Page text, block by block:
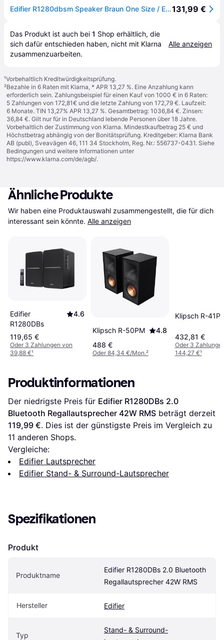
Edifier R1280dbsm Speaker Braun One Size / EU Plug 220V131,99 €
Das Produkt ist auch bei 1 Shop erhältlich, die
sich dafür entschieden haben, nicht mit Klarna
zusammenzuarbeiten.
Alle anzeigen
¹Vorbehaltlich Kreditwürdigkeitsprüfung.
²Bezahle in 6 Raten mit Klarna, * APR 13,27 %. Eine Anzahlung kann
erforderlich sein. Zahlungsbeispiel für einen Kauf von 1000 € in 6 Raten:
5 Zahlungen von 172,81€ und die letzte Zahlung von 172,79 €. Laufzeit:
6 Monate. TIN 13,27% APR 13,27 %. Gesamtbetrag: 1036,84 €. Zinsen:
36,84 €. Gilt nur für in Deutschland lebende Personen über 18 Jahre.
Vorbehaltlich der Zustimmung von Klarna. Mindestkaufbetrag 25 € und
Höchstbetrag abhängig von der Bonitätsprüfung. Kreditgeber: Klarna Bank
AB (publ), Sveavägen 46, 111 34 Stockholm, Reg. Nr.: 556737-0431. Siehe
Bedingungen und weitere Informationen unter
https://www.klarna.com/de/agb/.
Ähnliche Produkte
Wir haben eine Produktauswahl zusammengestellt, die für dich
interessant sein könnte. Alle anzeigen
Edifier
R1280DBs
4.6
119,65 €
Oder 3 Zahlungen von
39,88 €¹
Klipsch R-50PM
4.8
488 €
Oder 84,34 €/Mon.²
Klipsch R-
432,81 €
Oder 3
144,27 €¹
Produktinformationen
Der niedrigste Preis für Edifier R1280DBs 2.0
Bluetooth Regallautsprecher 42W RMS
119,99 €
11 anderen Shops.
Vergleiche:
Edifier Lautsprecher
Edifier Stand- & Surround-Lautsprecher
Spezifikationen
Produkt
Produktname
Edifier R1280DBs 2.0 Bluetooth
Regallautsprecher 42W RMS
Hersteller Edifier
Typ
Stand- & Surround-